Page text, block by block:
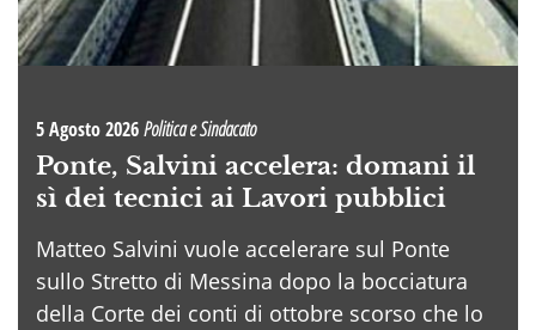
5 Agosto 2026Politica e Sindacato
Ponte, Salvini accelera: domani il
sì dei tecnici ai Lavori pubblici
Matteo Salvini vuole accelerare sul Ponte
sullo Stretto di Messina dopo la bocciatura
della Corte dei conti di ottobre scorso che lo